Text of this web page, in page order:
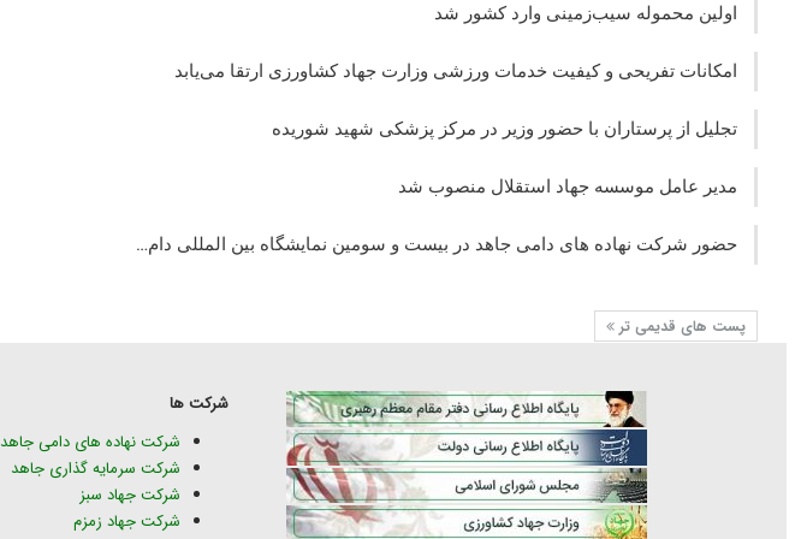
اولین محموله سیب‌زمینی وارد کشور شد
امکانات تفریحی و کیفیت خدمات ورزشی وزارت جهاد کشاورزی ارتقا می‌یابد
تجلیل از پرستاران با حضور وزیر در مرکز پزشکی شهید شوریده
مدیر عامل موسسه جهاد استقلال منصوب شد
حضور شرکت نهاده های دامی جاهد در بیست و سومین نمایشگاه بین المللی دام…
پست های قدیمی تر
شرکت ها
شرکت نهاده های دامی جاهد
شرکت سرمایه گذاری جاهد
شرکت جهاد سبز
شرکت جهاد زمزم